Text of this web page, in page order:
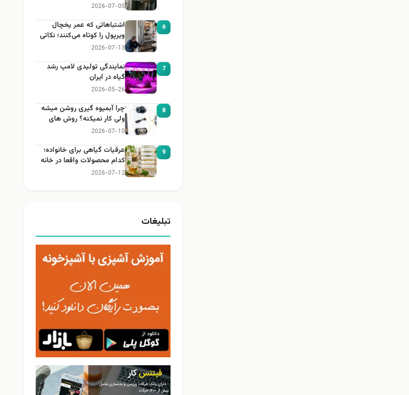
2026-07-05
6
اشتباهاتی که عمر یخچال
ویرپول را کوتاه می‌کنند؛ نکاتی
که باید بدانید
2026-07-13
7
نمایندگی تولیدی لامپ رشد
گیاه در ایران
2026-05-26
8
چرا آبمیوه گیری روشن میشه
ولی کار نمیکنه؟ روش های
عیب یابی
2026-07-10
9
عرقیات گیاهی برای خانواده؛
کدام محصولات واقعا در خانه
کاربرد دارند؟
2026-07-12
تبلیغات